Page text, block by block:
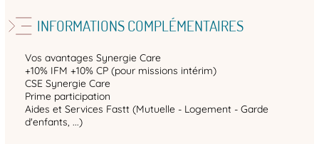
INFORMATIONS COMPLÉMENTAIRES
Vos avantages Synergie Care
+10% IFM +10% CP (pour missions intérim)
CSE Synergie Care
Prime participation
Aides et Services Fastt (Mutuelle - Logement - Garde
d'enfants, ...)